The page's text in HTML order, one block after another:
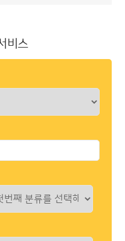
비스